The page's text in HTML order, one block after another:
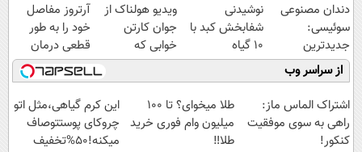
دندان مصنوعی
سوئیسی:
جدیدترین
فناوری اروپا،
سبک و مقاوم |
پرداخت قسطی
نوشیدنی
شفابخش کبد با
10 گیاه
موثر(تخفیف تا
امشب)
ویدیو هولناک از
جوان کارتن
خوابی که
میلیاردر شد.
آموزش رایگان
آرتروز مفاصل
خود را به طور
قطعی درمان
کنید!
◗پرسش‌نامه◖
از سراسر وب
اشتراک الماس ماز:
راهی به سوی موفقیت
کنکور!
طلا میخوای؟ تا 100
میلیون وام فوری خرید
طلا‼️
این کرم گیاهی،مثل اتو
چروکای پوستتوصاف
میکنه!50%تخفیف